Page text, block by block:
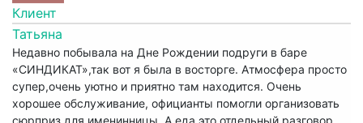
Клиент
Татьяна
Недавно побывала на Дне Рождении подруги в баре
«СИНДИКАТ»,так вот я была в восторге. Атмосфера просто
супер,очень уютно и приятно там находится. Очень
хорошее обслуживание, официанты помогли организовать
сюрприз для именинницы. А еда это отдельный разговор,